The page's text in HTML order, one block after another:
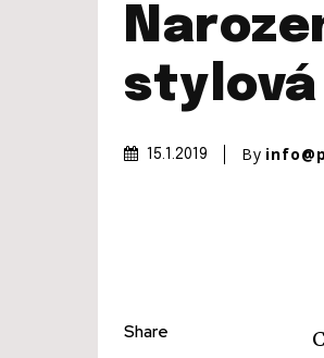
15.1.2019 By
Share